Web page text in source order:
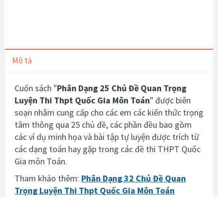
Mô tả
Cuốn sách "Phân Dạng 25 Chủ Đề Quan Trọng
Luyện Thi Thpt Quốc Gia Môn Toán" được biên
soạn nhằm cung cấp cho các em các kiến thức trọng
tâm thông qua 25 chủ đề, các phần đều bao gồm
các ví dụ minh họa và bài tập tự luyện được trích từ
các dạng toán hay gặp trong các đề thi THPT Quốc
Gia môn Toán.
Tham khảo thêm: Phân Dạng 32 Chủ Đề Quan
Trọng Luyện Thi Thpt Quốc Gia Môn Toán